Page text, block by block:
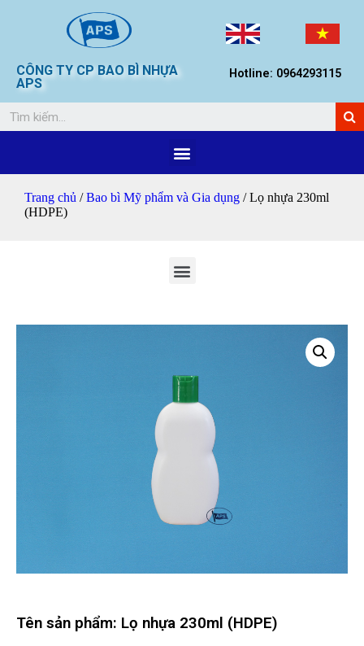
CÔNG TY CP BAO BÌ NHỰA
APS
Hotline: 0964293115
Trang chủ /Bao bì Mỹ phẩm và Gia dụng / Lọ nhựa 230ml
(HDPE)
Tên sản phẩm: Lọ nhựa 230ml (HDPE)